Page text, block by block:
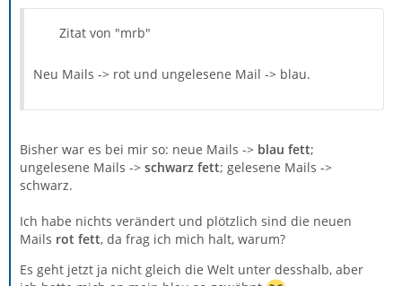
Zitat von "mrb"
Neu Mails -> rot und ungelesene Mail -> blau.
Bisher war es bei mir so: neue Mails -> blau fett;
ungelesene Mails -> schwarz fett; gelesene Mails ->
schwarz.
Ich habe nichts verändert und plötzlich sind die neuen
Mails rot fett, da frag ich mich halt, warum?
Es geht jetzt ja nicht gleich die Welt unter desshalb, aber